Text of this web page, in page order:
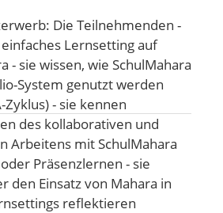
Die Teilnehmenden -
Lernsetting auf
- sie wissen, wie SchulMahara
System genutzt werden
Zyklus) - sie kennen
des kollaborativen und
Arbeitens mit SchulMahara
Präsenzlernen - sie
den Einsatz von Mahara in
reflektieren